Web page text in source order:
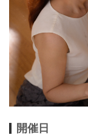
開催日